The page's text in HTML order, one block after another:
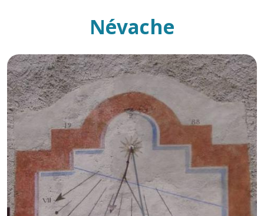
RANDONNÉES
ORGANISER SON SÉJOUR
RECHERCHER
GB
IT
Névache